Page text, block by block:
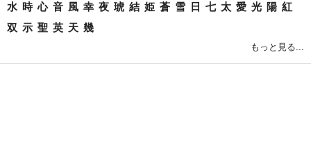
水 時 心 音 風 幸 夜 琥 結 姫 蒼 雪 日 七 太 愛 光 陽 紅
双 示 聖 英 天 幾
もっと見る...